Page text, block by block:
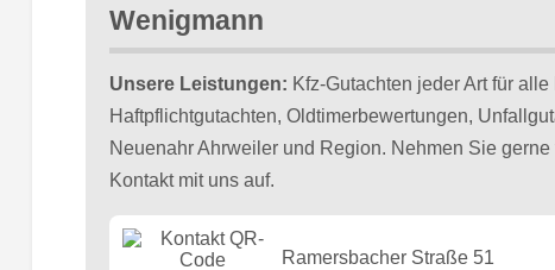
Wenigmann
Unsere Leistungen: Kfz-Gutachten jeder Art für
Haftpflichtgutachten, Oldtimerbewertungen,
Neuenahr Ahrweiler und Region. Nehmen Sie
Kontakt mit uns auf.
Ramersbacher Straße 51